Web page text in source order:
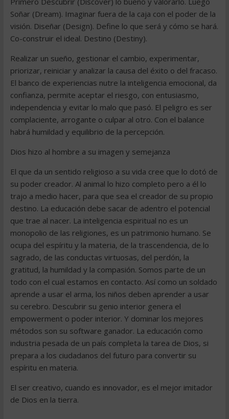
Soñar (Dream). Imaginar fuera de la caja con el poder de la
visión. Diseñar (Design). Define lo que será y cómo se hará.
Co-construir el ideal. Destino (Destiny).
Realizar un sueño, gestionar el cambio, experimentar,
priorizar, reiniciar y analizar la causa del éxito o del fracaso.
El banco de experiencias nutre la inteligencia emocional, da
confianza, permite aceptar el riesgo, con entusiasmo,
independencia y evitar lo malo que pasó. El peligro es ser
complaciente, arrogante o culpar al otro. Con el balance
habrá humildad y equilibrio de la percepción.
Dios hizo al hombre a su imagen y semejanza
El que da un sentido religioso a su vida cree que lo dotó de
su poder creador. Al animal lo hizo completo pero a él lo
trajo a medio hacer, para que sea el creador de su propio
destino. La educación debe sacar de adentro el potencial
que trae al nacer. La inteligencia espiritual no es un
monopolio de las religiones, es un patrimonio humano. Se
ocupa del espíritu y la materia, de la trascendencia, de lo
sagrado, de las conductas virtuosas, del perdón, la
gratitud, la humildad y la compasión. Somos parte de un
todo con el cual estamos en contacto. Así como un soldado
aprende a usar el arma, los niños deben aprender a usar
su cerebro. Descubrir su genio interior genera el
empowerment o poder interior. Y dominar los mejores
métodos son su software ganador. La educación como
industria pesada de un país completa la tarea de Dios, si
prepara a los ciudadanos del futuro para convertir su
espíritu en materia.
El ser creativo, cuando es innovador, es el mejor imitador
de Dios en la tierra.